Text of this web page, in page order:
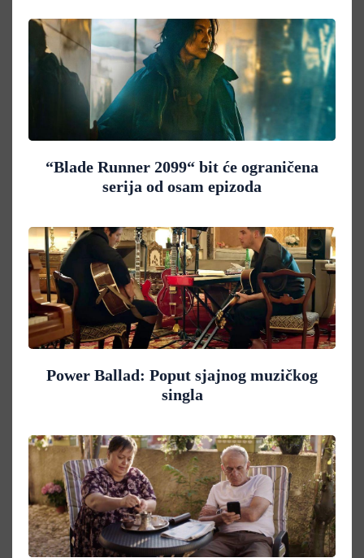
“Blade Runner 2099“ bit će ograničena
serija od osam epizoda
Power Ballad: Poput sjajnog muzičkog
singla